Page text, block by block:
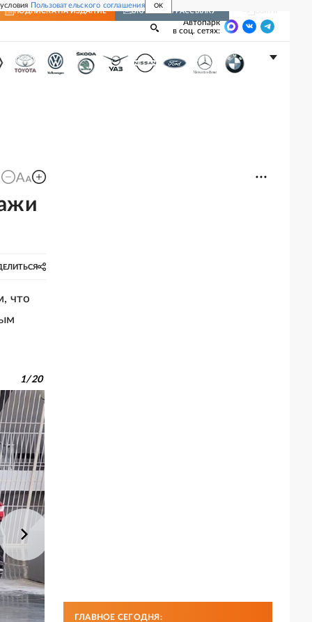
Пользовательского соглашения OK
ПОДПИСКА НА ИЗДАНИЕ ВКЛЮЧИТЬ РАССЫЛКУ
Автопарк
в соц. сетях:
что
1/20
ГЛАВНОЕ СЕГОДНЯ: